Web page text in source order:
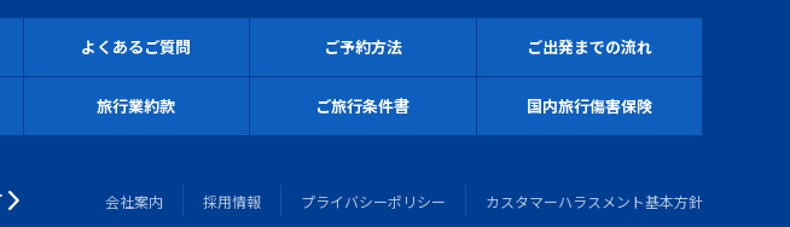
よくあるご質問 ご予約方法 ご出発までの流れ
旅行業約款 ご旅行条件書 国内旅行傷害保険
会社案内 採用情報 プライバシーポリシー カスタマーハラスメント基本方針